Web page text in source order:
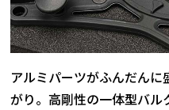
アルミパーツがふんだん
がり。高剛性の一体型バル